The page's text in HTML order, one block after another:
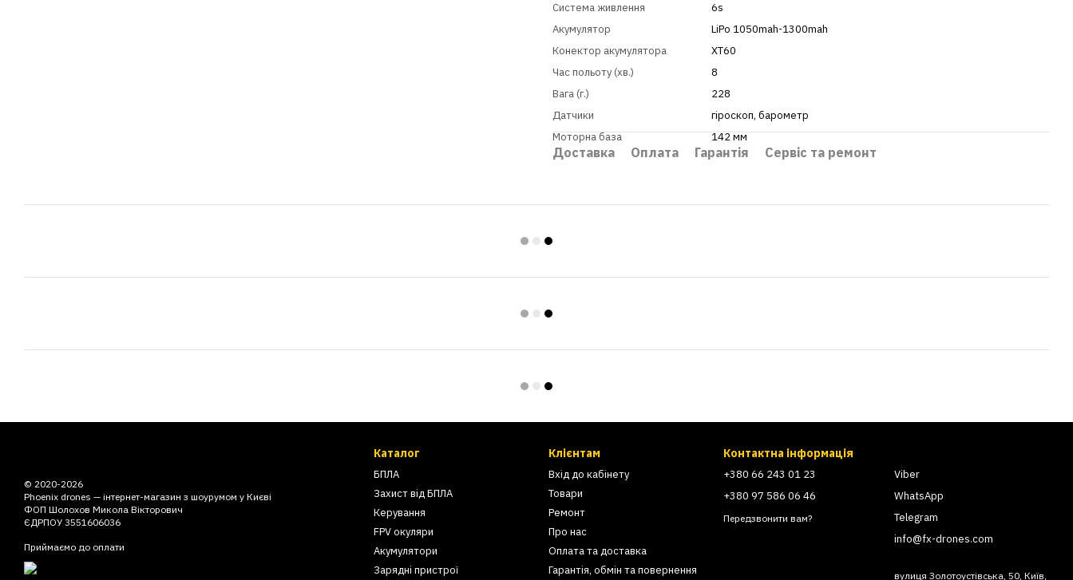
Система живлення
6s
Акумулятор
LiPo 1050mah-1300mah
Конектор акумулятора
XT60
Час польоту (хв.)
8
Вага (г.)
228
Датчики
гіроскоп, барометр
Моторна база
142 мм
Доставка Оплата Гарантія Сервіс та ремонт
© 2020-2026
Phoenix drones — інтернет-магазин з шоурумом у Києві
ФОП Шолохов Микола Вікторович
ЄДРПОУ 3551606036
Приймаємо до оплати
Каталог
БПЛА
Захист від БПЛА
Керування
FPV окуляри
Акумулятори
Зарядні пристрої
Клієнтам
Вхід до кабінету
Товари
Ремонт
Про нас
Оплата та доставка
Гарантія, обмін та повернення
Контактна інформація
+380 66 243 01 23
+380 97 586 06 46
Передзвонити вам?
Viber
WhatsApp
Telegram
info@fx-drones.com
вулиця Золотоустівська, 50, Київ,